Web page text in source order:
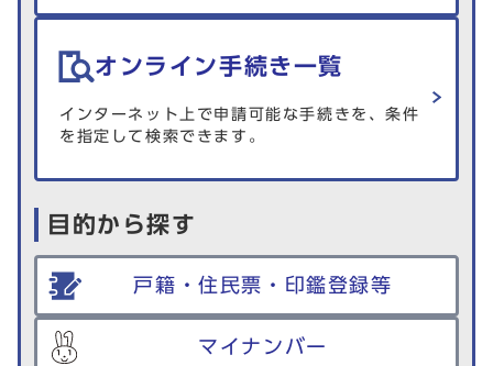
オンライン手続き一覧
インターネット上で申請可能な手続きを、条件
を指定して検索できます。
目的から探す
戸籍・住民票・印鑑登録等
マイナンバー